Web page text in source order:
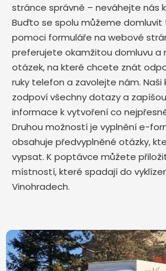
stránce správně – neváhejte nás
Buďto se spolu můžeme
pomoci formuláře na webové
preferujete okamžitou domluvu a
otázek, na které chcete znát
ruky telefon a zavolejte nám. Naši
zodpoví všechny dotazy a
informace k vytvoření co
Druhou možností je vyplnění e-
obsahuje předvyplněné otázky,
vypsat. K poptávce můžete
místností, které spadají do
Vinohradech.